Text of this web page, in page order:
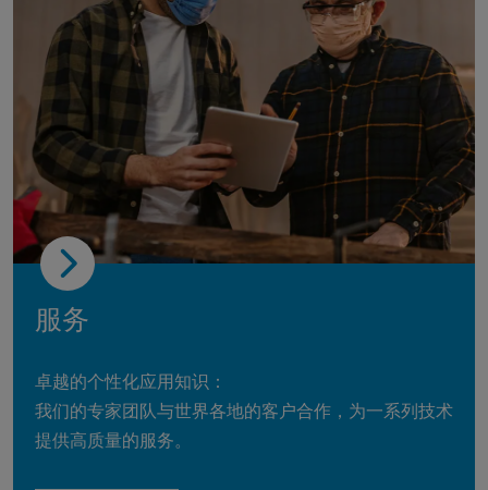
服务
卓越的个性化应用知识：
我们的专家团队与世界各地的客户合作，为一系列技术
提供高质量的服务。